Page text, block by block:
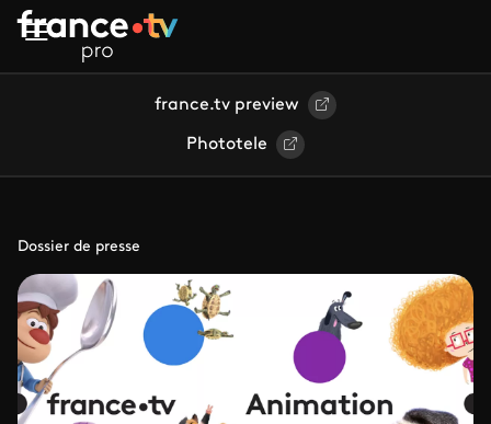
Aller au contenu principal
france.tv preview
Phototele
Dossier de presse